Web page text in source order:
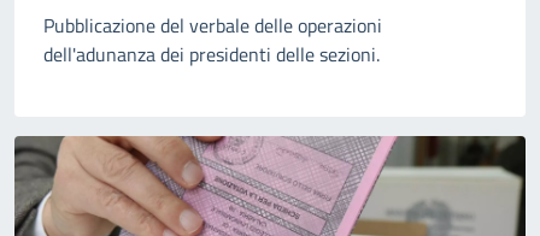
Pubblicazione del verbale delle operazioni
dell'adunanza dei presidenti delle sezioni.